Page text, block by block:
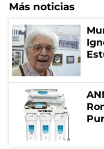
Más noticias